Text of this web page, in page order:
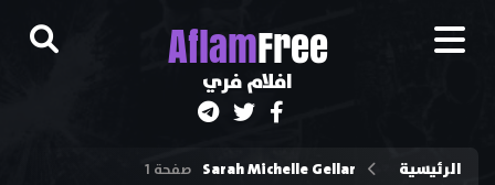
AflamFree
افلام فري
الرئيسية Sarah Michelle Gellar صفحة 1